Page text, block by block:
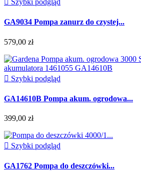
 Szybki podgląd
GA9034 Pompa zanurz do czystej...
579,00 zł
 Szybki podgląd
GA14610B Pompa akum. ogrodowa...
399,00 zł
 Szybki podgląd
GA1762 Pompa do deszczówki...